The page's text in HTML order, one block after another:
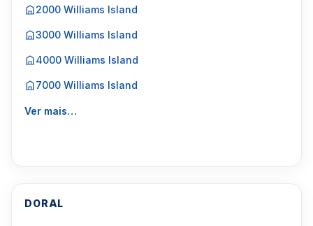
2000 Williams Island
3000 Williams Island
4000 Williams Island
7000 Williams Island
Ver mais…
DORAL